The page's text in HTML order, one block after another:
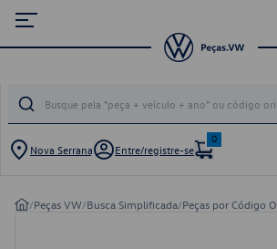
Nova Serrana Entre/registre-se
0
/Peças VW/Busca Simplificada/Peças por Código